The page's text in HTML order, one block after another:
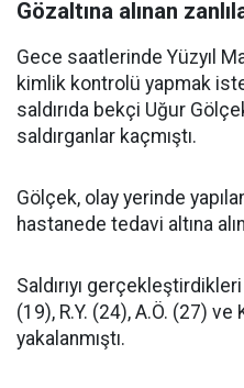
Gözaltına alınan
Gece saatlerinde Yüzyıl
kimlik kontrolü yapmak
saldırıda bekçi Uğur
saldırganlar kaçmıştı.
Gölçek, olay yerinde
hastanede tedavi altına
Saldırıyı
(19), R.Y. (24), A.Ö. (27)
yakalanmıştı.